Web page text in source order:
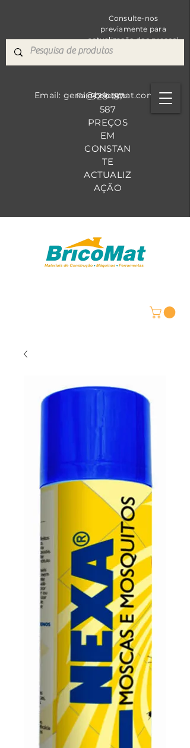
Consulte-nos
previamente para
actualização dos preços!
928 157
587
PREÇOS
EM
CONSTAN
TE
ACTUALIZ
AÇÃO
Fale Conosco
Email: geral@bricomat.com